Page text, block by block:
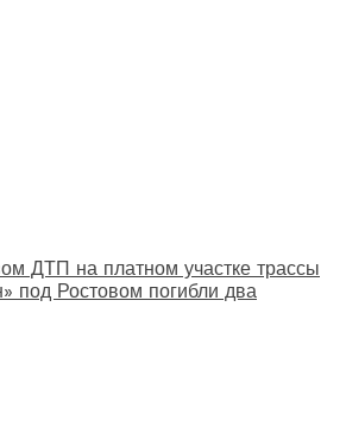
ДТП на платном участке трассы
под Ростовом погибли два